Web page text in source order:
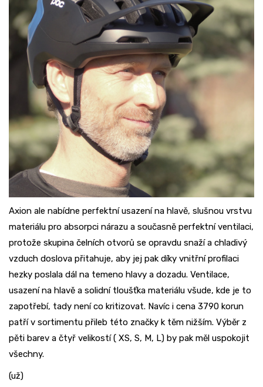
Axion ale nabídne perfektní usazení na hlavě, slušnou vrstvu
materiálu pro absorpci nárazu a současně perfektní ventilaci,
protože skupina čelních otvorů se opravdu snaží a chladivý
vzduch doslova přitahuje, aby jej pak díky vnitřní profilaci
hezky poslala dál na temeno hlavy a dozadu. Ventilace,
usazení na hlavě a solidní tloušťka materiálu všude, kde je to
zapotřebí, tady není co kritizovat. Navíc i cena 3790 korun
patří v sortimentu přileb této značky k těm nižším. Výběr z
pěti barev a čtyř velikostí ( XS, S, M, L) by pak měl uspokojit
všechny.
(už)